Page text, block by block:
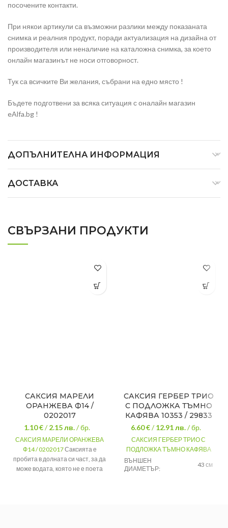
посочените контакти.
При някои артикули са възможни разлики между показаната
снимка и реалния продукт, поради актуализация на дизайна от
производителя или неналичие на каталожна снимка, за което
онлайн магазинът не носи отговорност.
Тук са всичките Ви желания, събрани на едно място !
Бъдете подготвени за всяка ситуация с оналайн магазин
eAlfa.bg !
ДОПЪЛНИТЕЛНА ИНФОРМАЦИЯ
ДОСТАВКА
СВЪРЗАНИ ПРОДУКТИ
САКСИЯ МАРЕЛИ
ОРАНЖЕВА Ф14 /
0202017
1.10 €/2.15лв./ бр.
САКСИЯ МАРЕЛИ ОРАНЖЕВА
Ф14 / 0202017Саксията е
пробита в долната си част, за да
може водата, която не е поета
САКСИЯ ГЕРБЕР ТРИО
С ПОДЛОЖКА ТЪМНО
КАФЯВА 10353 / 29833
6.60 €/12.91лв./ бр.
САКСИЯ ГЕРБЕР ТРИО С
ПОДЛОЖКА ТЪМНО КАФЯВА
ВЪНШЕН
ДИАМЕТЪР:
43 см